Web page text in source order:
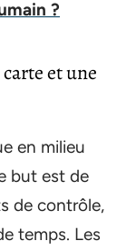
?
et une
en milieu
but est de
de contrôle,
temps. Les